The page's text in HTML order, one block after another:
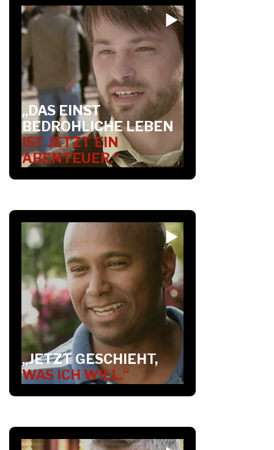
„DAS EINST
BEDROHLICHE LEBEN
IST JETZT EIN
ABENTEUER.“
„JETZT GESCHIEHT,
WAS ICH WILL.“